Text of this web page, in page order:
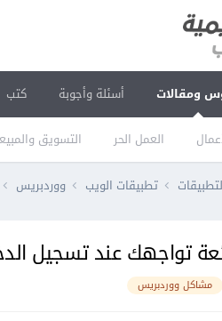
ومقالات
العمل الحر التسويق
أسئلة وأجوبة كتب
تطبيقات الويب ووردبريس
تواجهك عند تسجيل
مشاكل ووردبريس